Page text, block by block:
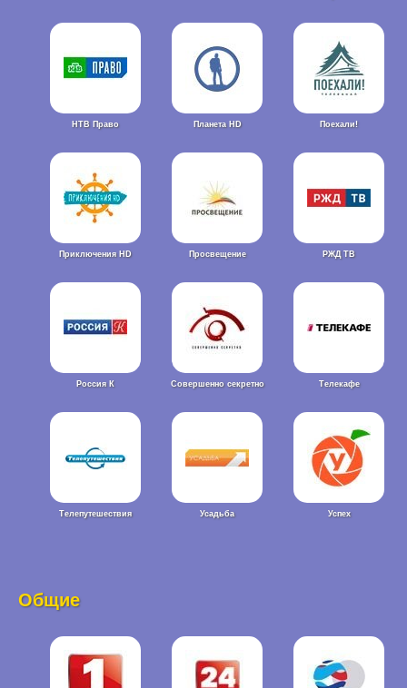
НТВ Право Планета HD Поехали!
Приключения HD Просвещение РЖД ТВ
Россия К Совершенно секретно Телекафе
Телепутешествия Усадьба Успех
Общие